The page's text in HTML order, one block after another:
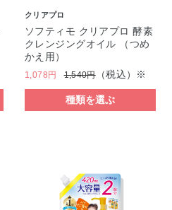
クリアプロ
ソフティモ クリアプロ 酵素
クレンジングオイル （つめ
かえ用）
1,078円 1,540円（税込）※
種類を選ぶ